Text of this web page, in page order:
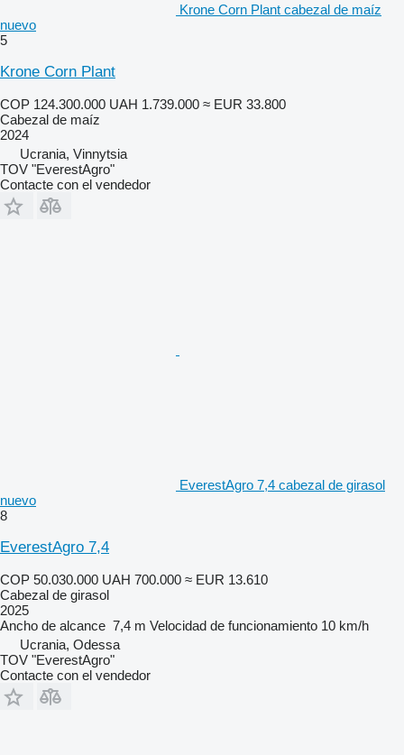
Krone Corn Plant cabezal de maíz
nuevo
5
Krone Corn Plant
COP 124.300.000 UAH 1.739.000 ≈ EUR 33.800
Cabezal de maíz
2024
Ucrania, Vinnytsia
TOV "EverestAgro"
Contacte con el vendedor
EverestAgro 7,4 cabezal de girasol
nuevo
8
EverestAgro 7,4
COP 50.030.000 UAH 700.000 ≈ EUR 13.610
Cabezal de girasol
2025
Ancho de alcance 7,4 m Velocidad de funcionamiento 10 km/h
Ucrania, Odessa
TOV "EverestAgro"
Contacte con el vendedor